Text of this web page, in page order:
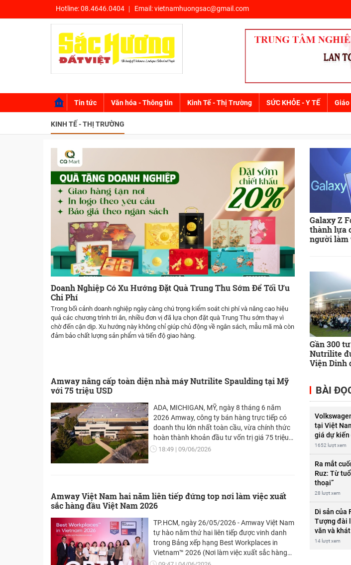
Hotline:08.4646.0404 Email:vietnamhuongsac@gmail.com
Tin tức Văn hóa - Thông tin Kinh Tế - Thị Trường SỨC KHỎE - Y TẾ Giáo
KINH TẾ - THỊ TRƯỜNG
KHỞI NGHIỆP KINH DOANH THỊ TRƯỜNG - TIÊU DÙNG DOANH NGHIỆP DOANH NHÂN BẤT ĐỘNG
NÔNG THÔN MỚI - SẢN PHẨM OCOP
Doanh Nghiệp Có Xu Hướng Đặt Quà Trung Thu Sớm Để Tối Ưu
Chi Phí
Trong bối cảnh doanh nghiệp ngày càng chú trọng kiểm soát chi phí và nâng cao hiệu
quả các chương trình tri ân, nhiều đơn vị đã lựa chọn đặt quà Trung Thu sớm thay vì
chờ đến cận dịp. Xu hướng này không chỉ giúp chủ động về ngân sách, mẫu mã mà còn
đảm bảo chất lượng sản phẩm và tiến độ giao hàng.
Galaxy Z
thành lựa
người làm
Gần 300
Nutrilite
Viện Dinh
Amway nâng cấp toàn diện nhà máy Nutrilite Spaulding tại Mỹ
với 75 triệu USD
ADA, MICHIGAN, MỸ, ngày 8 tháng 6 năm
2026 Amway, công ty bán hàng trực tiếp có
doanh thu lớn nhất toàn cầu, vừa chính thức
hoàn thành khoản đầu tư vốn trị giá 75 triệu
USD tại Trụ sở Chính toàn cầu ở Ada,
dose) và phòng kiểm soát chất lượng hiện đại
chính thức khai trương vào tháng 5 vừa qua.
18:49 09/06/2026
Amway Việt Nam hai năm liên tiếp đứng top nơi làm việc xuất
sắc hàng đầu Việt Nam 2026
TP.HCM, ngày 26/05/2026 - Amway Việt Nam
tự hào năm thứ hai liên tiếp được vinh danh
trong Bảng xếp hạng Best Workplaces in
Vietnam™ 2026 (Nơi làm việc xuất sắc hàng
đầu Việt Nam 2026) ở Hạng mục doanh
BÀI
tại Việt
giá dự
1652 lượt xem
Ra mắt
Ruz: Từ
thoại”
28 lượt xem
Di sản của
Tượng đài
văn và
14 lượt xem